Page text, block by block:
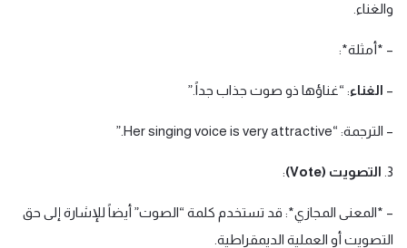
والغناء.
– *أمثلة*:
– الغناء: “غناؤها ذو صوت جذاب جداً.”
– الترجمة: “Her singing voice is very attractive.”
3. التصويت (Vote) :
– *المعنى المجازي*: قد تستخدم كلمة “الصوت” أيضاً للإشارة إلى حق
التصويت أو العملية الديمقراطية.